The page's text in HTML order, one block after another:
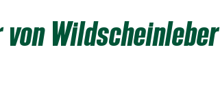
Wildscheinleber